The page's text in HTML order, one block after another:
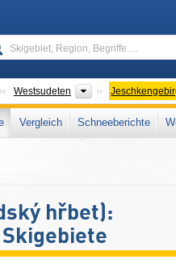
Westsudeten Übergeordnete
Vergleich Schneeberichte
hřbet):